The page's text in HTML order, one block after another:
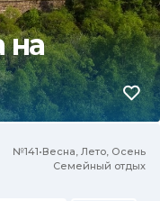
на
№141•Весна, Лето, Осень
Семейный отдых